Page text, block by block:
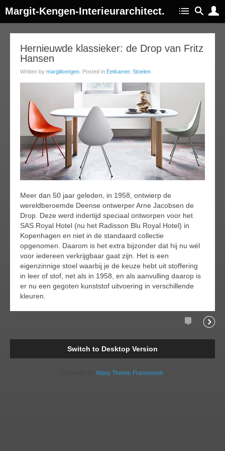
Margit-Kengen-Interieurarchitect.
Hernieuwde klassieker: de Drop van Fritz
Hansen
Written by margitkengen . Posted in Eetkamer, Stoelen
Meer dan 50 jaar geleden, in 1958, ontwierp de
wereldberoemde Deense ontwerper Arne Jacobsen de
Drop. Deze werd indertijd speciaal ontworpen voor het
SAS Royal Hotel (nu het Radisson Blu Royal Hotel) in
Kopenhagen en niet in de standaard collectie
opgenomen. Daarom is het extra bijzonder dat hij nu wél
voor iedereen verkrijgbaar gaat zijn. Het is een
eigenzinnige stoel waarbij je de keuze hebt uit stoffering
in leer of stof, net als in 1958, en als aanvulling daarop is
er nu een gegoten kunststof uitvoering in verschillende
kleuren.
Comments
Switch to Desktop Version
Warp Theme Framework